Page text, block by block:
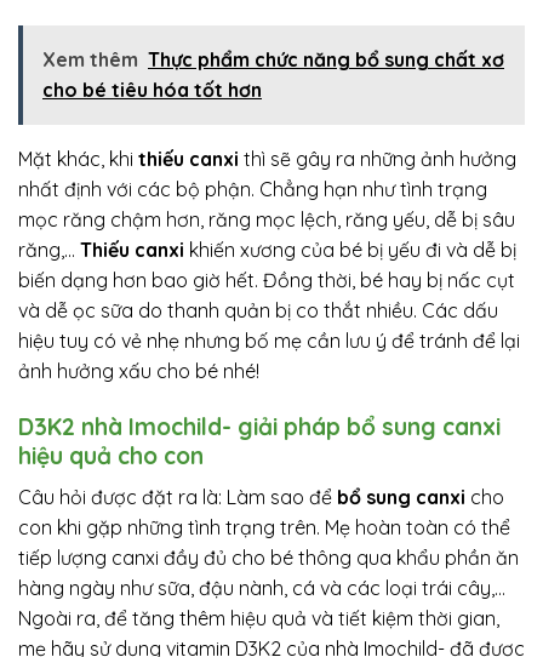
Xem thêm Thực phẩm chức năng bổ sung chất xơ
cho bé tiêu hóa tốt hơn
Mặt khác, khi thiếu canxi thì sẽ gây ra những ảnh hưởng
nhất định với các bộ phận. Chẳng hạn như tình trạng
mọc răng chậm hơn, răng mọc lệch, răng yếu, dễ bị sâu
răng,… Thiếu canxi khiến xương của bé bị yếu đi và dễ bị
biến dạng hơn bao giờ hết. Đồng thời, bé hay bị nấc cụt
và dễ ọc sữa do thanh quản bị co thắt nhiều. Các dấu
hiệu tuy có vẻ nhẹ nhưng bố mẹ cần lưu ý để tránh để lại
ảnh hưởng xấu cho bé nhé!
D3K2 nhà Imochild- giải pháp bổ sung canxi
hiệu quả cho con
Câu hỏi được đặt ra là: Làm sao để bổ sung canxi cho
con khi gặp những tình trạng trên. Mẹ hoàn toàn có thể
tiếp lượng canxi đầy đủ cho bé thông qua khẩu phần ăn
hàng ngày như sữa, đậu nành, cá và các loại trái cây,…
Ngoài ra, để tăng thêm hiệu quả và tiết kiệm thời gian,
mẹ hãy sử dụng vitamin D3K2 của nhà Imochild- đã được